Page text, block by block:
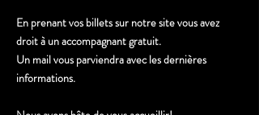
En prenant vos billets sur notre site vous avez
droit à un accompagnant gratuit.
Un mail vous parviendra avec les dernières
informations.